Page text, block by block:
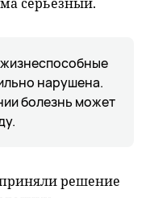
нарушена.
болезнь может
решение